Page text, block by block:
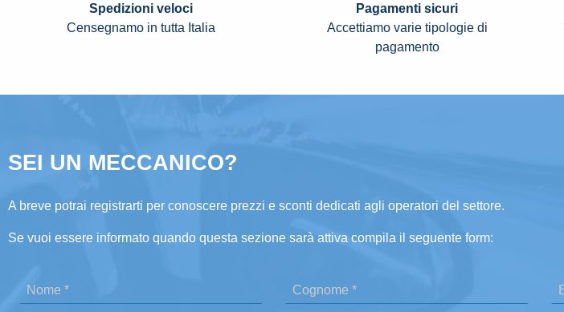
Spedizioni veloci
Censegnamo in tutta Italia
Pagamenti sicuri
Accettiamo varie tipologie di
pagamento
SEI UN MECCANICO?
A breve potrai registrarti per conoscere prezzi e sconti dedicati agli operatori del settore.
Se vuoi essere informato quando questa sezione sarà attiva compila il seguente form: